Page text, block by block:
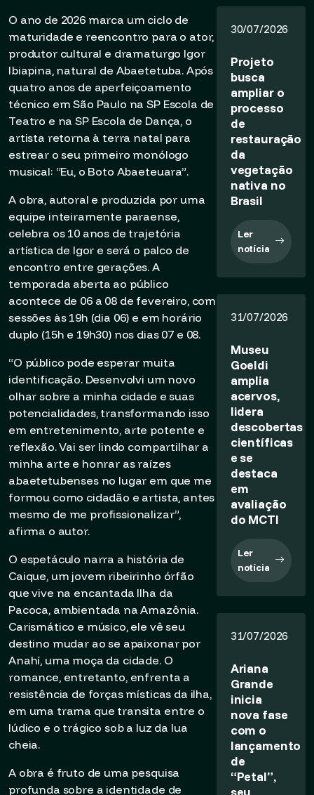
O ano de 2026 marca um ciclo de
maturidade e reencontro para o ator,
produtor cultural e dramaturgo Igor
Ibiapina, natural de Abaetetuba. Após
quatro anos de aperfeiçoamento
técnico em São Paulo na SP Escola de
Teatro e na SP Escola de Dança, o
artista retorna à terra natal para
estrear o seu primeiro monólogo
musical: “Eu, o Boto Abaeteuara”.
A obra, autoral e produzida por uma
equipe inteiramente paraense,
celebra os 10 anos de trajetória
artística de Igor e será o palco de
encontro entre gerações. A
temporada aberta ao público
acontece de 06 a 08 de fevereiro, com
sessões às 19h (dia 06) e em horário
duplo (15h e 19h30) nos dias 07 e 08.
“O público pode esperar muita
identificação. Desenvolvi um novo
olhar sobre a minha cidade e suas
potencialidades, transformando isso
em entretenimento, arte potente e
reflexão. Vai ser lindo compartilhar a
minha arte e honrar as raízes
abaetetubenses no lugar em que me
formou como cidadão e artista, antes
mesmo de me profissionalizar”,
afirma o autor.
O espetáculo narra a história de
Caique, um jovem ribeirinho órfão
que vive na encantada Ilha da
Pacoca, ambientada na Amazônia.
Carismático e músico, ele vê seu
destino mudar ao se apaixonar por
Anahí, uma moça da cidade. O
romance, entretanto, enfrenta a
resistência de forças místicas da ilha,
em uma trama que transita entre o
lúdico e o trágico sob a luz da lua
cheia.
A obra é fruto de uma pesquisa
profunda sobre a identidade de
30/07/2026
Projeto
busca
ampliar o
processo
de
restauração
da
vegetação
nativa no
Brasil
Ler
notícia
31/07/2026
Museu
Goeldi
amplia
acervos,
lidera
descobertas
científicas
e se
destaca
em
avaliação
do MCTI
Ler
notícia
31/07/2026
Ariana
Grande
inicia
nova fase
com o
lançamento
de
“Petal”,